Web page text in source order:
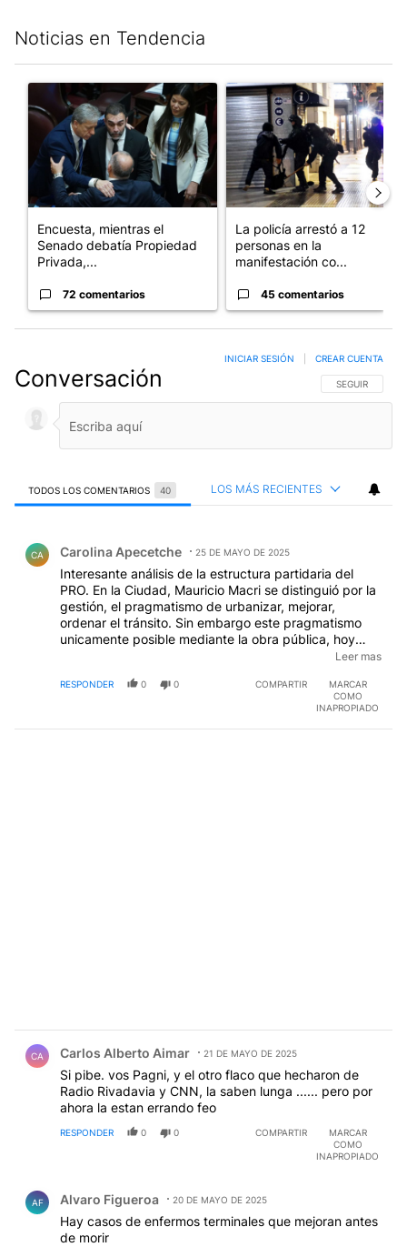
Noticias en Tendencia
Un artículo de tendencia con el título "Encuesta, mientras el
Encuesta, mientras el
Senado debatía Propiedad
Privada,...
72 comentarios
Un artículo de tendencia con
La policía arrestó a 12
personas en la
manifestación co...
45 comentarios
Conversación SIGA ESTA
SEGUIR
INICIAR SESIÓN CREAR CUENTA
TODOS LOS COMENTARIOS 40 LOS MÁS RECIENTES
CA Carolina Apecetche 25 DE MAYO DE 2025
Interesante análisis de la estructura partidaria del
PRO. En la Ciudad, Mauricio Macri se distinguió por la
gestión, el pragmatismo de urbanizar, mejorar,
ordenar el tránsito. Sin embargo este pragmatismo
unicamente posible mediante la obra pública, hoy
está totalmente desprestigiado. Será cuestión de
manejar un discurso competitivo con el discurso
oficial. Es dificil estar en la misa y en la procesión, sin
Leer mas
RESPONDER 0 0 COMPARTIR
MARCAR
COMO
INAPROPIADO
CA Carlos Alberto Aimar 21 DE MAYO DE 2025
Si pibe. vos Pagni, y el otro flaco que hecharon de
Radio Rivadavia y CNN, la saben lunga ...... pero por
ahora la estan errando feo
RESPONDER 0 0 COMPARTIR
MARCAR
COMO
INAPROPIADO
AF Alvaro Figueroa 20 DE MAYO DE 2025
Hay casos de enfermos terminales que mejoran antes
de morir